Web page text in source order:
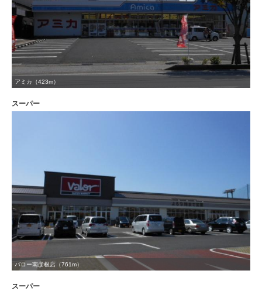
アミカ（423m）
スーパー
バロー南彦根店（761m）
スーパー